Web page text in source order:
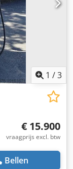
1 /3
€ 15.900
vraagprijs excl. btw
Bellen